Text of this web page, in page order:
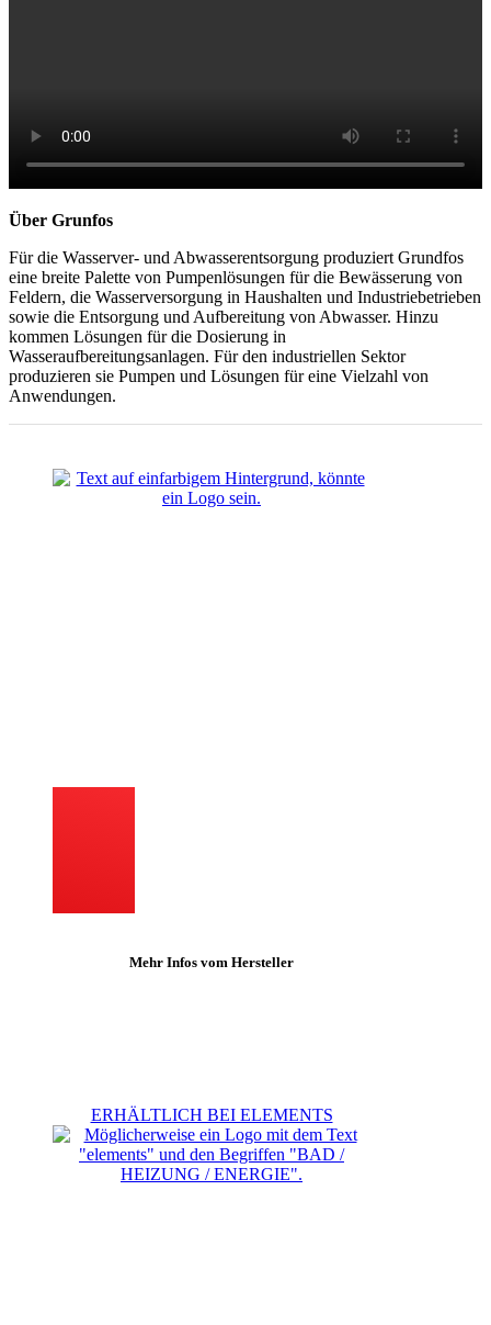
Über Grunfos
Für die Wasserver- und Abwasserentsorgung produziert Grundfos
eine breite Palette von Pumpenlösungen für die Bewässerung von
Feldern, die Wasserversorgung in Haushalten und Industriebetrieben
sowie die Entsorgung und Aufbereitung von Abwasser. Hinzu
kommen Lösungen für die Dosierung in
Wasseraufbereitungsanlagen. Für den industriellen Sektor
produzieren sie Pumpen und Lösungen für eine Vielzahl von
Anwendungen.
Mehr Infos vom Hersteller
ERHÄLTLICH BEI ELEMENTS